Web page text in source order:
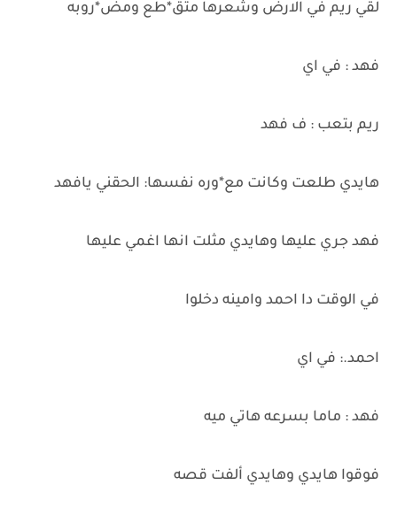
لقي ريم في الارض وشعرها متق*طع ومض*روبه
فهد : في اي
ريم بتعب : ف فهد
هايدي طلعت وكانت مع*وره نفسها: الحقني يافهد
فهد جري عليها وهايدي مثلت انها اغمي عليها
في الوقت دا احمد وامينه دخلوا
احمد.: في اي
فهد : ماما بسرعه هاتي ميه
فوقوا هايدي وهايدي ألفت قصه